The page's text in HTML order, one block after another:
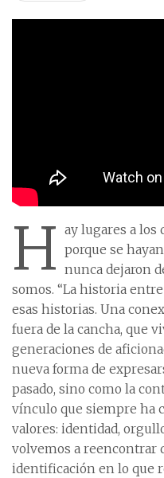
H ay lugares a los
porque se
nunca dejaron
somos. “La historia
esas historias. Una
fuera de la cancha, que
generaciones de
nueva forma de
pasado, sino como la
vínculo que siempre ha
valores: identidad,
volvemos a reencontrar
identificación en lo que